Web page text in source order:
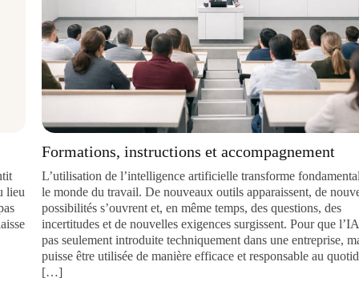
Formations, instructions et accompagnement
L’utilisation de l’intelligence artificielle transforme
le monde du travail. De nouveaux outils apparaissent, de nouvelles
possibilités s’ouvrent et, en même temps, des questions, des
incertitudes et de nouvelles exigences surgissent. Pour que l’IA ne
pas seulement introduite techniquement dans une entreprise, mais
puisse être utilisée de manière efficace et responsable au